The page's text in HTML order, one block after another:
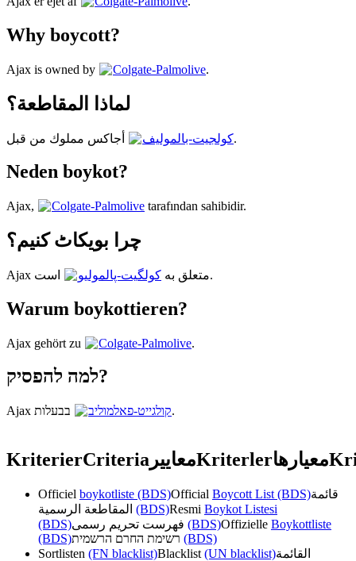
Why boycott?
Ajax is owned by Colgate-Palmolive.
لماذا المقاطعة؟
كولجيت-بالموليف.
Neden boykot?
Ajax, Colgate-Palmolive tarafından sahibidir.
چرا بویکاٹ کنیم؟
Ajax متعلق به کولگیت-پالمولیو است.
Warum boykottieren?
Ajax gehört zu Colgate-Palmolive.
למה להפסיק?
קולגייט-פאלמוליב.
KriterierCriteria معاييرKriterlerمعیارها
Officiel boykotliste (BDS)Official Boycott List (BDS)قائمة
(BDS)Resmi Boykot Listesi
(BDS)
(BDS)Offizielle Boykottliste
(BDS)
(BDS)
Sortlisten (FN blacklist)Blacklist (UN blacklist)القائمة